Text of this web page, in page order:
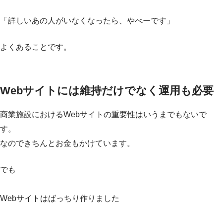
「詳しいあの人がいなくなったら、やべーです」
よくあることです。
Webサイトには維持だけでなく運用も必要
商業施設におけるWebサイトの重要性はいうまでもないで
す。
なのできちんとお金もかけています。
でも
Webサイトはばっちり作りました